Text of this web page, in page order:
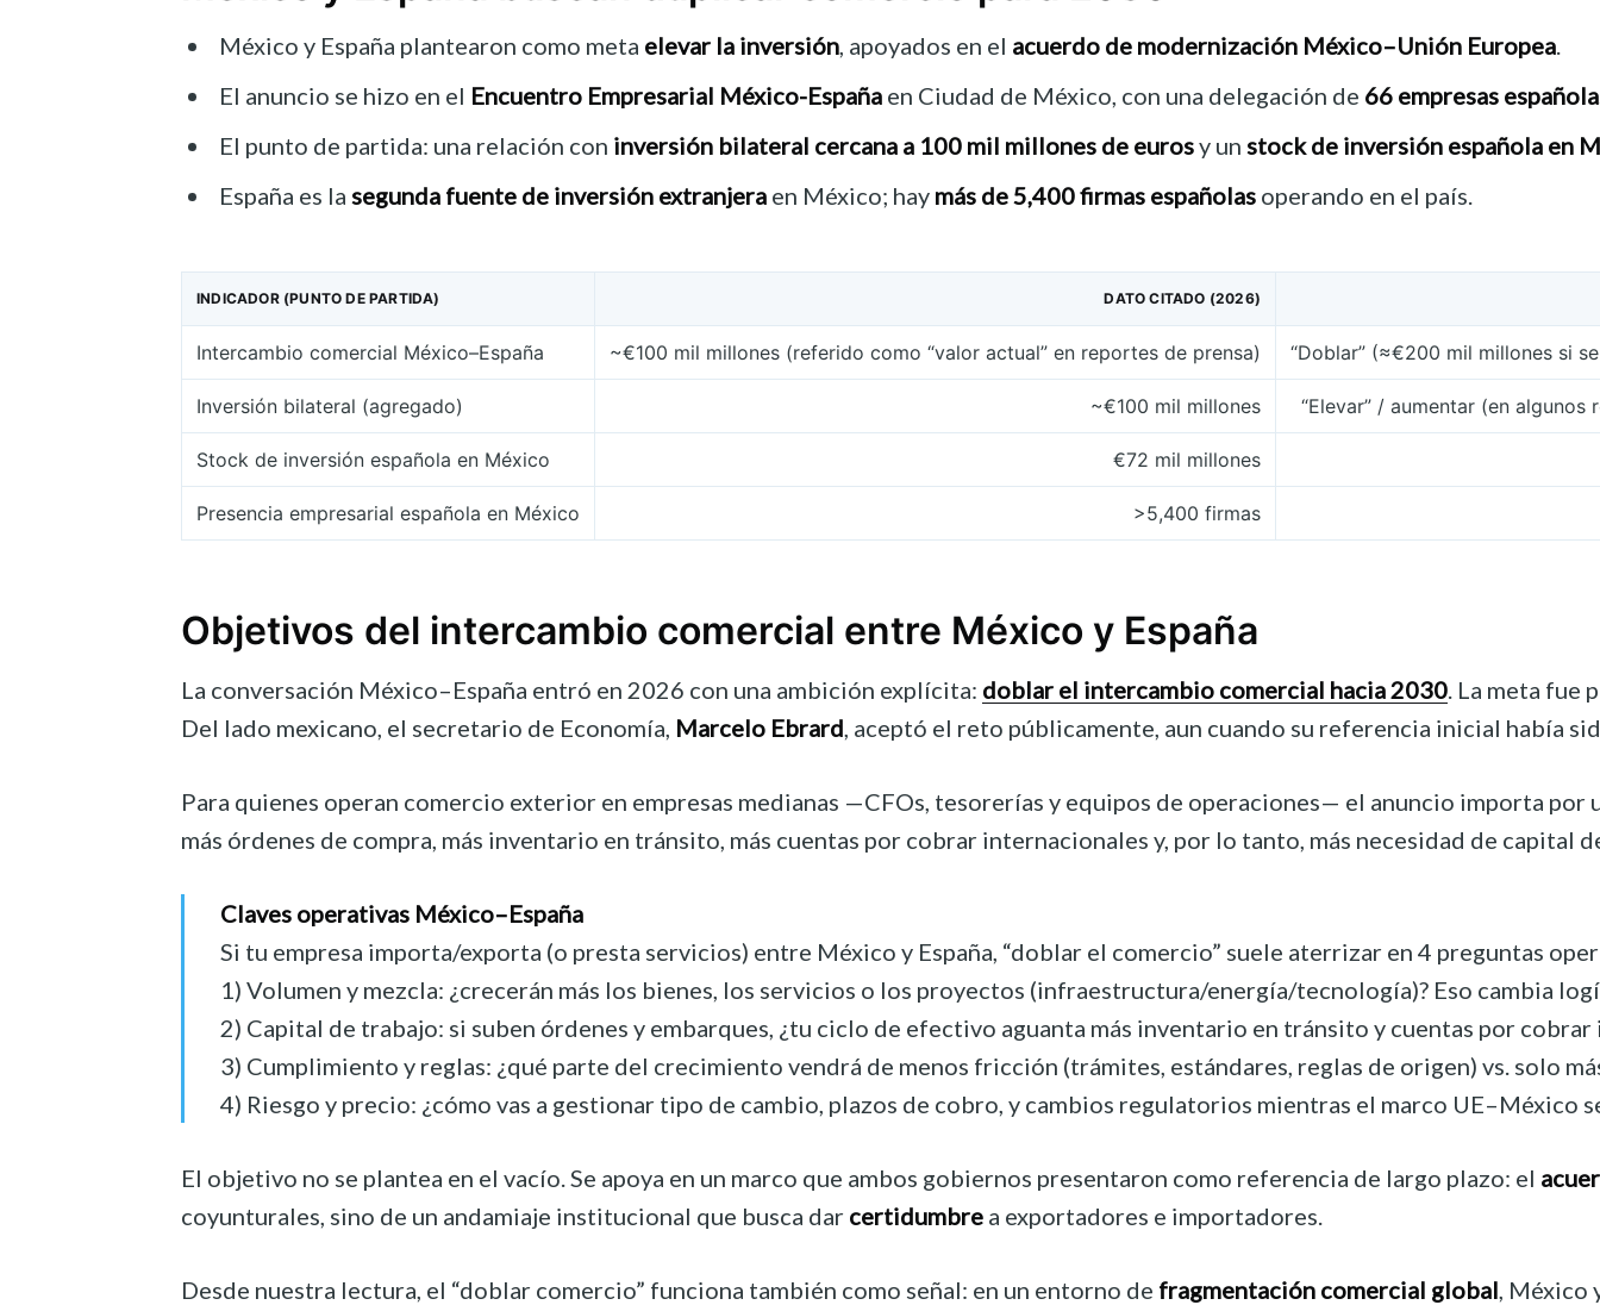
México y España plantearon como meta elevar la inversión , apoyados en el acuerdo de modernización México–Unión Europea
El anuncio se hizo en el Encuentro Empresarial México-España en Ciudad de México, con una delegación de 66 empresas
El punto de partida: una relación con inversión bilateral cercana a 100 mil millones de eurosy un stock de inversión española en
España es la segunda fuente de inversión extranjera en México; hay más de 5,400 firmas españolas operando en el país.
INDICADOR (PUNTO DE PARTIDA) DATO CITADO (2026)
Intercambio comercial México–España ~€100 mil millones (referido como “valor actual” en reportes de prensa) “Doblar” (≈€200 mil millones si
Inversión bilateral (agregado) ~€100 mil millones “Elevar” / aumentar (en
Stock de inversión española en México €72 mil millones
Presencia empresarial española en México >5,400 firmas
Objetivos del intercambio comercial entre México y España
La conversación México–España entró en 2026 con una ambición explícita: doblar el intercambio comercial hacia 2030 . La meta
Del lado mexicano, el secretario de Economía, Marcelo Ebrard , aceptó el reto públicamente, aun cuando su referencia inicial había
Para quienes operan comercio exterior en empresas medianas —CFOs, tesorerías y equipos de operaciones— el anuncio importa por
más órdenes de compra, más inventario en tránsito, más cuentas por cobrar internacionales y, por lo tanto, más necesidad de capital
Claves operativas México–España
Si tu empresa importa/exporta (o presta servicios) entre México y España, “doblar el comercio” suele aterrizar en 4 preguntas
1) Volumen y mezcla: ¿crecerán más los bienes, los servicios o los proyectos (infraestructura/energía/tecnología)? Eso cambia
2) Capital de trabajo: si suben órdenes y embarques, ¿tu ciclo de efectivo aguanta más inventario en tránsito y cuentas por
3) Cumplimiento y reglas: ¿qué parte del crecimiento vendrá de menos fricción (trámites, estándares, reglas de origen) vs. solo
4) Riesgo y precio: ¿cómo vas a gestionar tipo de cambio, plazos de cobro, y cambios regulatorios mientras el marco UE–México
El objetivo no se plantea en el vacío. Se apoya en un marco que ambos gobiernos presentaron como referencia de largo plazo: el
coyunturales, sino de un andamiaje institucional que busca dar certidumbre a exportadores e importadores.
Desde nuestra lectura, el “doblar comercio” funciona también como señal: en un entorno de fragmentación comercial global ,